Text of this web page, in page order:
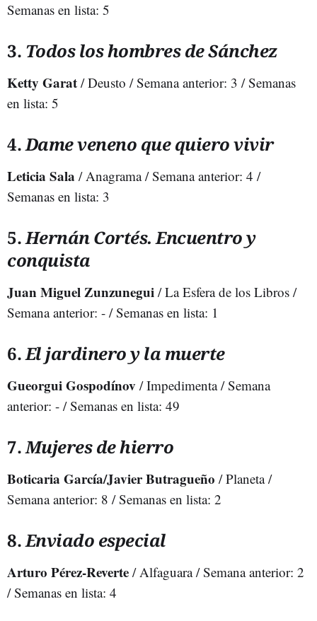
Semanas en lista: 5
3. Todos los hombres de Sánchez
Ketty Garat / Deusto / Semana anterior: 3 / Semanas
en lista: 5
4.Dame veneno que quiero vivir
Leticia Sala / Anagrama / Semana anterior: 4 /
Semanas en lista: 3
5.Hernán Cortés. Encuentro y
conquista
Juan Miguel Zunzunegui / La Esfera de los Libros /
Semana anterior: - / Semanas en lista: 1
6.El jardinero y la muerte
Gueorgui Gospodínov / Impedimenta / Semana
anterior: - / Semanas en lista: 49
7.Mujeres de hierro
Boticaria García/Javier Butragueño / Planeta /
Semana anterior: 8 / Semanas en lista: 2
8.Enviado especial
Arturo Pérez-Reverte / Alfaguara / Semana anterior: 2
/ Semanas en lista: 4